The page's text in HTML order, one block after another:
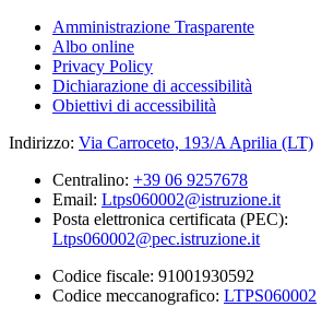
Amministrazione Trasparente
Albo online
Privacy Policy
Dichiarazione di accessibilità
Obiettivi di accessibilità
Indirizzo: Via Carroceto, 193/A Aprilia (LT)
Centralino: +39 06 9257678
Email: Ltps060002@istruzione.it
Posta elettronica certificata (PEC):
Ltps060002@pec.istruzione.it
Codice fiscale: 91001930592
Codice meccanografico: LTPS060002